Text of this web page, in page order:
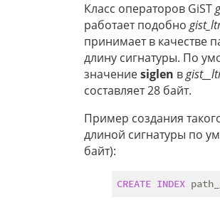
Класс операторов GiST
работает подобно
принимает в качестве
длину сигнатуры. По
значениеsiglen в
составляет 28 байт.
Пример создания
длиной сигнатуры по
байт):
CREATE INDEX